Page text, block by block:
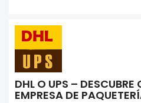
DHL O UPS – DESCUBRE
EMPRESA DE